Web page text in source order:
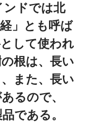
ンドでは北
」とも呼ば
して使われ
根は、長い
また、長い
るので、
である。